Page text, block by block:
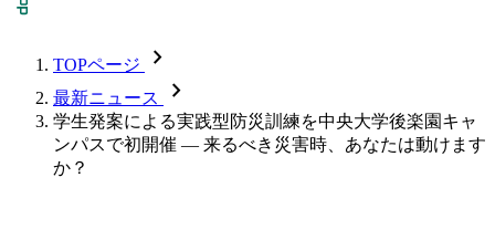
TOPページ chevron_forward
最新ニュース chevron_forward
学生発案による実践型防災訓練を中央大学後楽園キャ
ンパスで初開催 — 来るべき災害時、あなたは動けます
か？